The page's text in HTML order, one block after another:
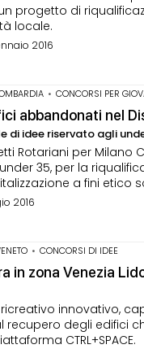
progetto di
locale.
2016
• CONCORSI PER
abbandonati nel
di idee riservato agli
Rotariani per
35, per la
a fini etico
2016
• CONCORSI DI IDEE
in zona Venezia
innovativo,
recupero degli edifici
CTRL+SPACE.